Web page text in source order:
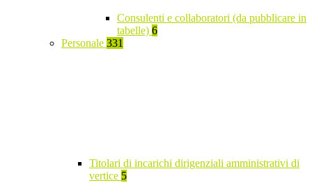
Consulenti e collaboratori (da pubblicare in
tabelle) 6
Personale 331
Titolari di incarichi dirigenziali amministrativi di
vertice 5